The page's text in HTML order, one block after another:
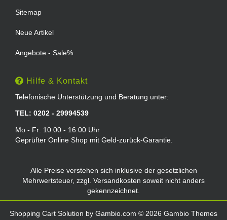
Sitemap
Neue Artikel
Angebote - Sale%
Hilfe & Kontakt
Telefonische Unterstützung und Beratung unter:
TEL: 0202 - 29994539
Mo - Fr: 10:00 - 16:00 Uhr
Geprüfter Online Shop mit Geld-zurück-Garantie.
Alle Preise verstehen sich inklusive der gesetzlichen
Mehrwertsteuer, zzgl. Versandkosten soweit nicht anders
gekennzeichnet.
Shopping Cart Solution by Gambio.com © 2026 Gambio Themes